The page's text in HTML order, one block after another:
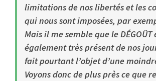
limitations de nos libertés et les
qui nous sont imposées, par
Mais il me semble que le DÉGOÛT
également très présent de nos
fait pourtant l’objet d’une
Voyons donc de plus près ce que